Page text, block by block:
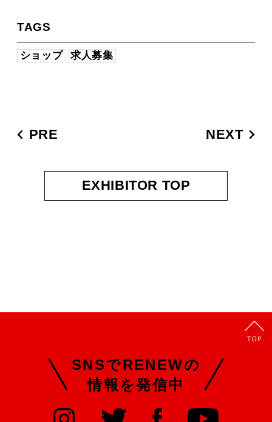
TAGS
ショップ 求人募集
PRE
EXHIBITOR TOP
NEXT
SNSでRENEWの
情報を発信中